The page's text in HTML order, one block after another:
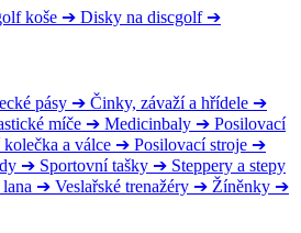
koše ➔ Disky na discgolf ➔
pásy ➔ Činky, závaží a hřídele ➔
míče ➔ Medicinbaly ➔ Posilovací
a válce ➔ Posilovací stroje ➔
➔ Sportovní tašky ➔ Steppery a stepy
➔ Veslařské trenažéry ➔ Žíněnky ➔